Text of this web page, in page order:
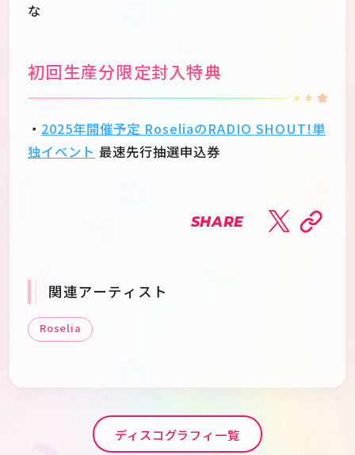
な
初回生産分限定封入特典
・ 2025年開催予定 RoseliaのRADIO SHOUT!単
独イベント 最速先行抽選申込券
SHARE
関連アーティスト
Roselia
ディスコグラフィ一覧